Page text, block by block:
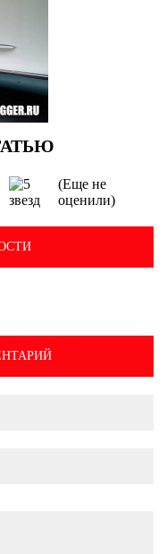
(Еще не
оценили)